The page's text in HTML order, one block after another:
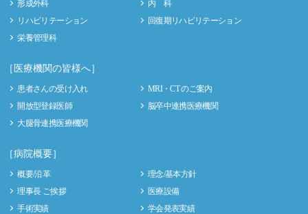
形成外科
内 科
リハビリテーション
回復期リハビリテーション
栄養管理科
［医療機関の皆様へ］
患者さんの受け入れ
MRI・CT のご案内
開放型登録医師
脳卒中連携医療機関
大腿骨連携医療機関
［病院概要］
概要/沿革
理念/基本方針
理事長 ご挨拶
医療設備
手術実績
学会発表実績